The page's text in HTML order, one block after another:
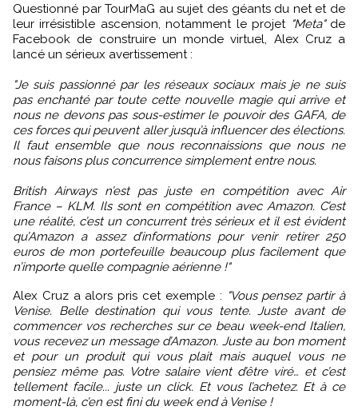
Questionné par TourMaG au sujet des géants du net et de
leur irrésistible ascension, notamment le projet "Meta"de
Facebook de construire un monde virtuel, Alex Cruz a
lancé un sérieux avertissement :
"Je suis passionné par les réseaux sociaux mais je ne suis
pas enchanté par toute cette nouvelle magie qui arrive et
nous ne devons pas sous-estimer le pouvoir des GAFA, de
ces forces qui peuvent aller jusqu’à influencer des élections.
Il faut ensemble que nous reconnaissions que nous ne
nous faisons plus concurrence simplement entre nous.
British Airways n’est pas juste en compétition avec Air
France – KLM. Ils sont en compétition avec Amazon. C’est
une réalité, c’est un concurrent très sérieux et il est évident
qu’Amazon a assez d’informations pour venir retirer 250
euros de mon portefeuille beaucoup plus facilement que
n’importe quelle compagnie aérienne !"
Alex Cruz a alors pris cet exemple : "Vous pensez partir à
Venise. Belle destination qui vous tente. Juste avant de
commencer vos recherches sur ce beau week-end Italien,
vous recevez un message d’Amazon. Juste au bon moment
et pour un produit qui vous plait mais auquel vous ne
pensiez même pas. Votre salaire vient d’être viré… et c’est
tellement facile... juste un click. Et vous l’achetez. Et à ce
moment-là, c’en est fini du week end à Venise !